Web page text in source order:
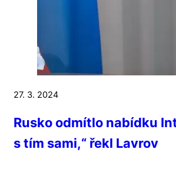
27. 3. 2024
Rusko odmítlo nabídku
s tím sami,“ řekl Lavrov